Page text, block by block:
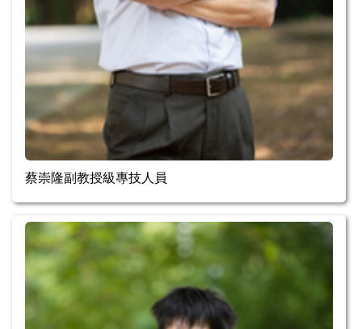
蔡崇隆副教授級專技人員